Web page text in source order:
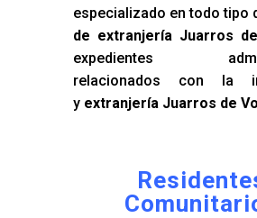
especializado en todo tipo
de extranjería Juarros
expedientes
relacionados con la
y extranjería Juarros de